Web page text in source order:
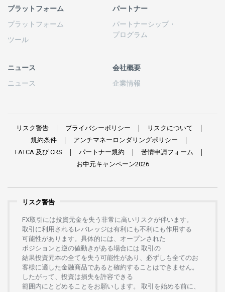
プラットフォーム
プラットフォーム
ツール
パートナー
パートナーシップ・
プログラム
ニュース
ニュース
会社概要
企業情報
リスク警告 プライバシーポリシー
リスクについて
規約条件
アンチマネーロンダリングポリシー
FATCA 及び CRS パートナー規約 苦情申請フォーム
お中元キャンペーン2026
リスク警告
FX取引には投資元金を失う 非常に高い リスクが伴います。
取引に利用さ れる レバレッジは有利にも不利にも作用する
可能性があります。 具体的には、 オープンさ れた
ポジションと 逆の値動きがある場合には 取引の
結果投資元本の全てを失う 可能性があり、 必ずしも全てのお
客様に適した金融商品であると 確約することはできません。
したがって、 投資は損失を許容できる
範囲内にとどめることをお願いします。 取引を始める前に、